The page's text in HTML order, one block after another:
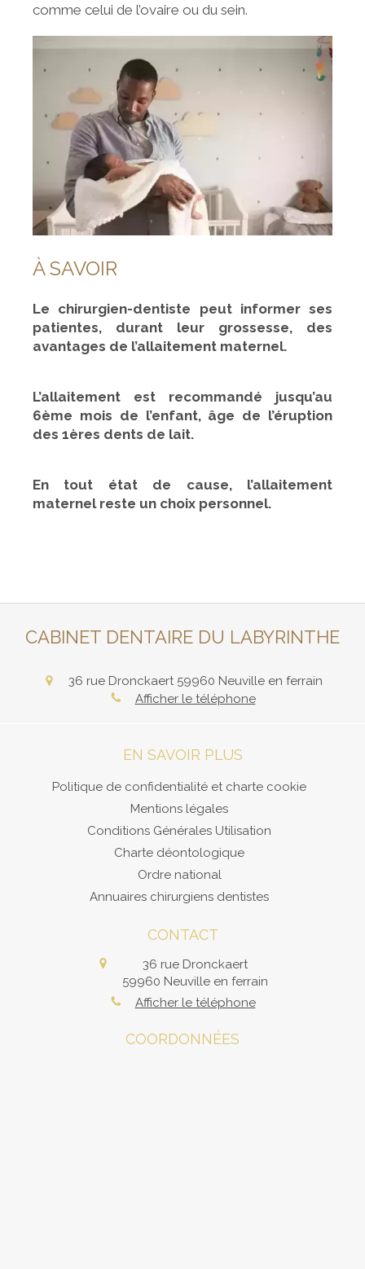
comme celui de l’ovaire ou du sein.
À SAVOIR
Le chirurgien-dentiste peut informer ses
patientes, durant leur grossesse, des
avantages de l’allaitement maternel.
L’allaitement est recommandé jusqu’au
6ème mois de l’enfant, âge de l’éruption
des 1ères dents de lait.
En tout état de cause, l’allaitement
maternel reste un choix personnel.
CABINET DENTAIRE DU LABYRINTHE
36 rue Dronckaert 59960 Neuville en ferrain
Afficher le téléphone
EN SAVOIR PLUS
Politique de confidentialité et charte cookie
Mentions légales
Conditions Générales Utilisation
Charte déontologique
Ordre national
Annuaires chirurgiens dentistes
CONTACT
36 rue Dronckaert
59960 Neuville en ferrain
Afficher le téléphone
COORDONNÉES